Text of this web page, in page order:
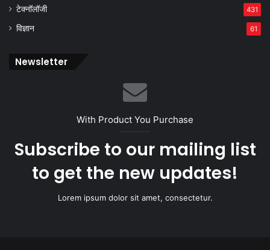
टेक्नॉलॉजी 431
विज्ञान 61
Newsletter
With Product You Purchase
Subscribe to our mailing list
to get the new updates!
Lorem ipsum dolor sit amet, consectetur.